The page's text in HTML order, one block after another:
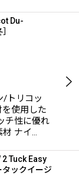
Du-
/トリコッ
を使用した
チ性に優れ
材 ナイ…
2 Tuck Easy
ックイージ